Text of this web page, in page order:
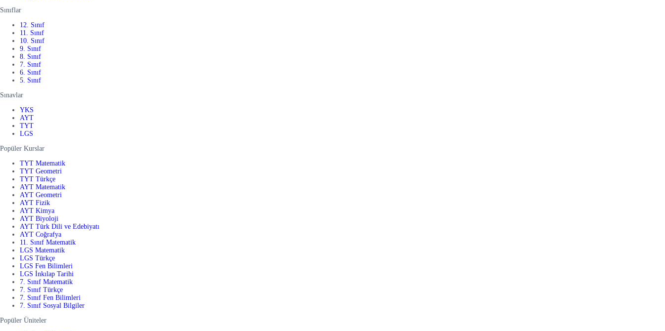
Sınıflar
12. Sınıf
11. Sınıf
10. Sınıf
9. Sınıf
8. Sınıf
7. Sınıf
6. Sınıf
5. Sınıf
Sınavlar
YKS
AYT
TYT
LGS
Popüler Kurslar
TYT Matematik
TYT Geometri
TYT Türkçe
AYT Matematik
AYT Geometri
AYT Fizik
AYT Kimya
AYT Biyoloji
AYT Türk Dili ve Edebiyatı
AYT Coğrafya
11. Sınıf Matematik
LGS Matematik
LGS Türkçe
LGS Fen Bilimleri
LGS İnkılap Tarihi
7. Sınıf Matematik
7. Sınıf Türkçe
7. Sınıf Fen Bilimleri
7. Sınıf Sosyal Bilgiler
Popüler Üniteler